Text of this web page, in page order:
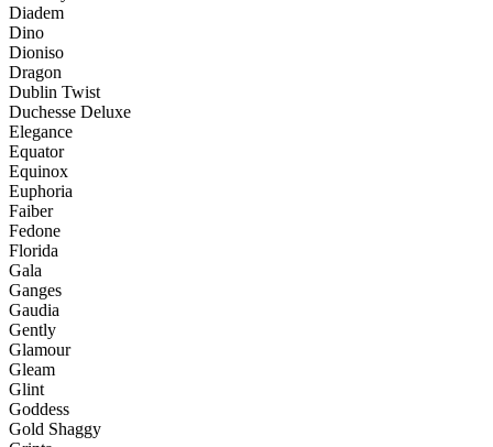
Diadem
Dino
Dioniso
Dragon
Dublin Twist
Duchesse Deluxe
Elegance
Equator
Equinox
Euphoria
Faiber
Fedone
Florida
Gala
Ganges
Gaudia
Gently
Glamour
Gleam
Glint
Goddess
Gold Shaggy